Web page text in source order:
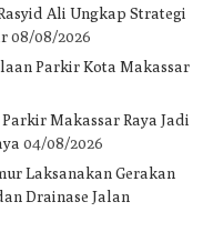
Ali Ungkap Strategi
08/08/2026
Parkir Kota Makassar
Makassar Raya Jadi
04/08/2026
Laksanakan Gerakan
Drainase Jalan